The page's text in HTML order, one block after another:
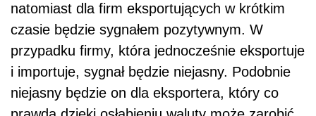
natomiast dla firm eksportujących w krótkim
czasie będzie sygnałem pozytywnym. W
przypadku firmy, która jednocześnie eksportuje
i importuje, sygnał będzie niejasny. Podobnie
niejasny będzie on dla eksportera, który co